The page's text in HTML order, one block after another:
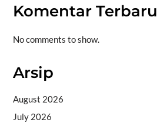
Komentar Terbaru
No comments to show.
Arsip
August 2026
July 2026